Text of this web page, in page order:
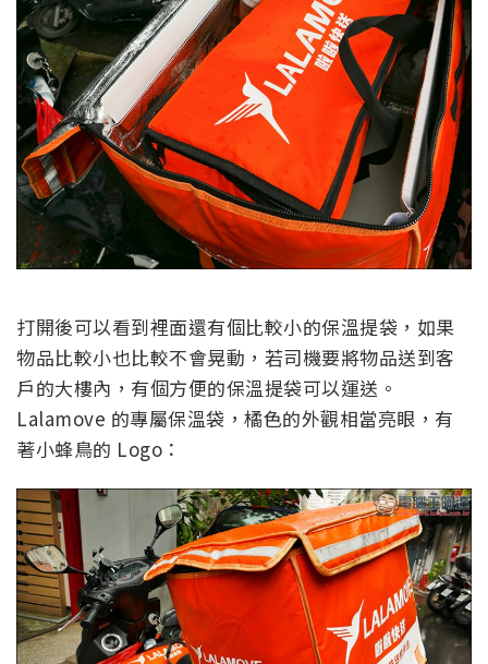
打開後可以看到裡面還有個比較小的保溫提袋，如果
物品比較小也比較不會晃動，若司機要將物品送到客
戶的大樓內，有個方便的保溫提袋可以運送。
Lalamove 的專屬保溫袋，橘色的外觀相當亮眼，有
著小蜂鳥的 Logo：